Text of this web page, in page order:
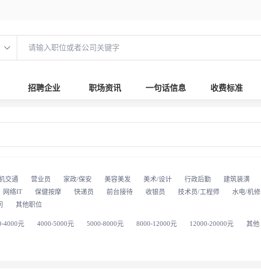
招聘企业 职场资讯 一句话信息 收费标准
交通 营业员 家政/保安 美容美发 美术/设计 行政后勤 建筑装潢
网络IT 保健按摩 快递员 前台接待 收银员 技术员/工程师 水电/机修
其他职位
4000元 4000-5000元 5000-8000元 8000-12000元 12000-20000元 其他